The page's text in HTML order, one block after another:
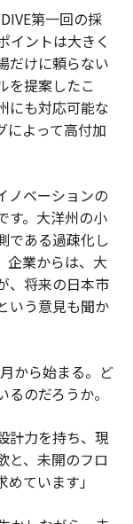
第一回の採
イントは大きく
だけに頼らない
を提案したこ
にも対応可能な
によって高付加
ノベーションの
す。大洋州の小
である過疎化し
企業からは、大
、将来の日本市
いう意見も聞か
から始まる。ど
のだろうか。
計力を持ち、現
と、未開のフロ
ています」